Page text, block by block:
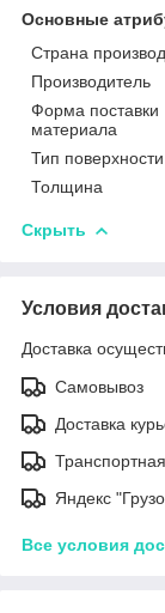
Основные
Страна
Производитель
Форма поставки
материала
Тип поверхности
Толщина
Скрыть
Условия
Доставка
Самовывоз
Доставка
Яндекс
Все условия